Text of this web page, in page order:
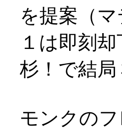
を提案（マ
１は即刻
杉！で結
モンクの